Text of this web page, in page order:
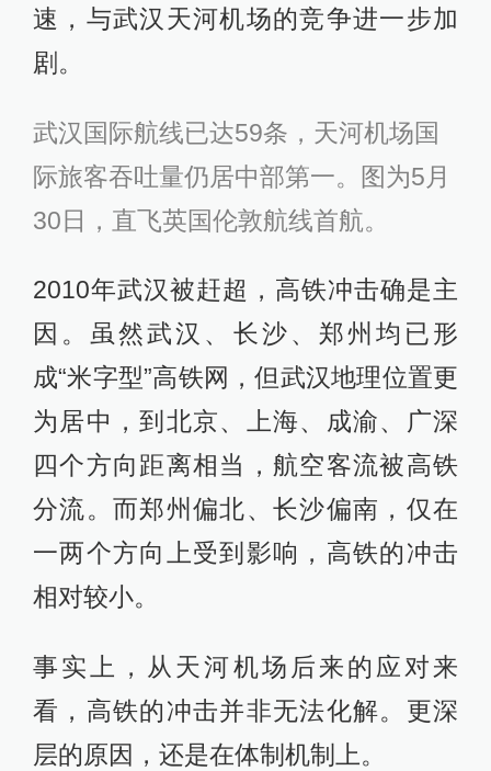
速，与武汉天河机场的竞争进一步加
剧。
武汉国际航线已达59条，天河机场国
际旅客吞吐量仍居中部第一。图为5月
30日，直飞英国伦敦航线首航。
2010年武汉被赶超，高铁冲击确是主
因。虽然武汉、长沙、郑州均已形
成“米字型”高铁网，但武汉地理位置更
为居中，到北京、上海、成渝、广深
四个方向距离相当，航空客流被高铁
分流。而郑州偏北、长沙偏南，仅在
一两个方向上受到影响，高铁的冲击
相对较小。
事实上，从天河机场后来的应对来
看，高铁的冲击并非无法化解。更深
层的原因，还是在体制机制上。